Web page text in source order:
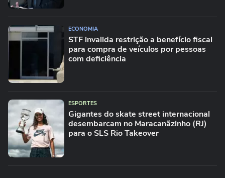
ECONOMIA
STF invalida restrição a benefício fiscal
para compra de veículos por pessoas
com deficiência
ESPORTES
Gigantes do skate street internacional
desembarcam no Maracanãzinho (RJ)
para o SLS Rio Takeover